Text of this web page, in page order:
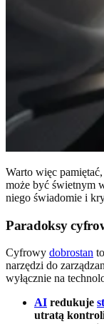
Warto więc
może być świetnym
niego świadomie i
Paradoksy
Cyfrowy dobrostan
narzędzi do
wyłącznie na
AI redukuje
utratą